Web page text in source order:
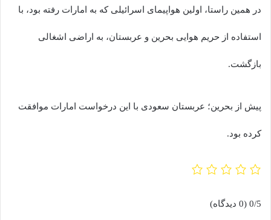
در همین راستا، اولین هواپیمای اسرائیلی که به امارات رفته بود، با
استفاده از حریم هوایی بحرین و عربستان، به اراضی اشغالی
بازگشت.
پیش از بحرین؛ عربستان سعودی با این درخواست امارات موافقت
کرده بود.
0/5 (0 دیدگاه)